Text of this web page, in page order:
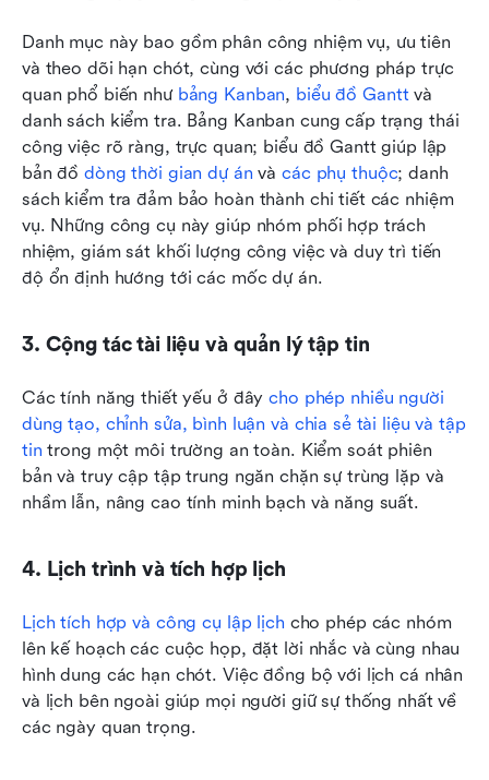
Danh mục này bao gồm phân công nhiệm vụ, ưu tiên
và theo dõi hạn chót, cùng với các phương pháp trực
quan phổ biến như bảng Kanban, biểu đồ Gantt và
danh sách kiểm tra. Bảng Kanban cung cấp trạng thái
công việc rõ ràng, trực quan; biểu đồ Gantt giúp lập
bản đồ dòng thời gian dự án và các phụ thuộc; danh
sách kiểm tra đảm bảo hoàn thành chi tiết các nhiệm
vụ. Những công cụ này giúp nhóm phối hợp trách
nhiệm, giám sát khối lượng công việc và duy trì tiến
độ ổn định hướng tới các mốc dự án.
3. Cộng tác tài liệu và quản lý tập tin
Các tính năng thiết yếu ở đây cho phép nhiều người
dùng tạo, chỉnh sửa, bình luận và chia sẻ tài liệu và tập
tin trong một môi trường an toàn. Kiểm soát phiên
bản và truy cập tập trung ngăn chặn sự trùng lặp và
nhầm lẫn, nâng cao tính minh bạch và năng suất.
4. Lịch trình và tích hợp lịch
Lịch tích hợp và công cụ lập lịch cho phép các nhóm
lên kế hoạch các cuộc họp, đặt lời nhắc và cùng nhau
hình dung các hạn chót. Việc đồng bộ với lịch cá nhân
và lịch bên ngoài giúp mọi người giữ sự thống nhất về
các ngày quan trọng.